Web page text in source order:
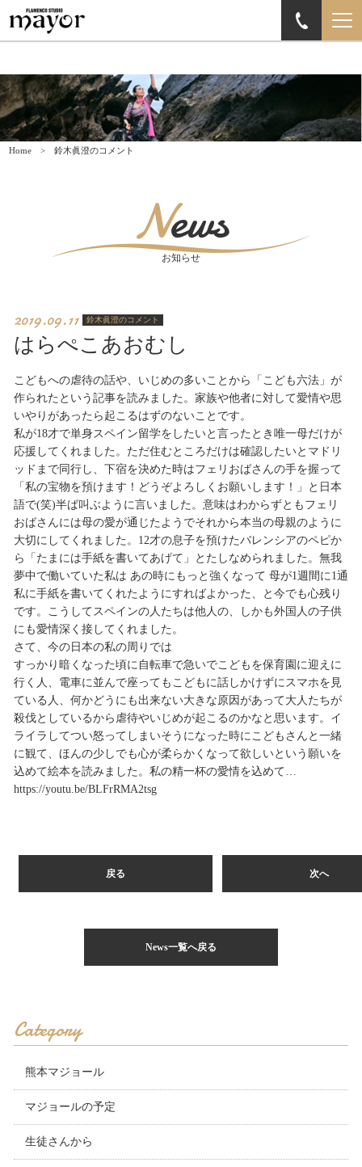
Home 鈴木眞澄のコメント
News
お知らせ
2019.09.11 鈴木眞澄のコメント
はらぺこあおむし
こどもへの虐待の話や、いじめの多いことから「こども六法」が
作られたという記事を読みました。家族や他者に対して愛情や思
いやりがあったら起こるはずのないことです。
私が18才で単身スペイン留学をしたいと言ったとき唯一母だけが
応援してくれました。ただ住むところだけは確認したいとマドリ
ッドまで同行し、下宿を決めた時はフェリおばさんの手を握って
「私の宝物を預けます！どうぞよろしくお願いします！」と日本
語で(笑)半ば叫ぶように言いました。意味はわからずともフェリ
おばさんには母の愛が通じたようでそれから本当の母親のように
大切にしてくれました。12才の息子を預けたバレンシアのペピか
ら「たまには手紙を書いてあげて」とたしなめられました。無我
夢中で働いていた私は あの時にもっと強くなって 母が1週間に1通
私に手紙を書いてくれたようにすればよかった、と今でも心残り
です。こうしてスペインの人たちは他人の、しかも外国人の子供
にも愛情深く接してくれました。
さて、今の日本の私の周りでは
すっかり暗くなった頃に自転車で急いでこどもを保育園に迎えに
行く人、電車に並んで座ってもこどもに話しかけずにスマホを見
ている人、何かどうにも出来ない大きな原因があって大人たちが
殺伐としているから虐待やいじめが起こるのかなと思います。イ
ライラしてつい怒ってしまいそうになった時にこどもさんと一緒
に観て、ほんの少しでも心が柔らかくなって欲しいという願いを
込めて絵本を読みました。私の精一杯の愛情を込めて…
https://youtu.be/BLFrRMA2tsg
戻る 次へ
News一覧へ戻る
Category
熊本マジョール
マジョールの予定
生徒さんから